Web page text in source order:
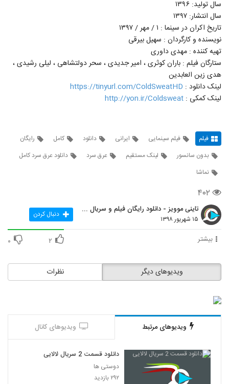
سال تولید: ۱۳۹۶
سال انتشار: ۱۳۹۷
تاریخ اکران در سینما : ۱ / مهر / ۱۳۹۷
نویسنده و کارگردان : سهیل بیرقی
تهیه کننده : مهدی داوری
ستارگان فیلم : باران کوثری ، امیر جدیدی ، سحر دولتشاهی ، لیلی رشیدی ،
هدی زین العابدین
لینک دانلود : https://tinyurl.com/ColdSweatHD
لینک کمکی : http://yon.ir/Coldsweat
فیلم فیلم سینمایی ایرانی دانلود کامل
رایگان
بدون سانسور
لینک مستقیم عرق سرد
دانلود عرق سرد کامل
نماشا
۴۰۲
تاینی موویز - دانلود رایگان فیلم و سریال ایرانی جد
۱۵ شهریور ۱۳۹۸ دنبال کردن
بیشتر ۲ ۰
نظرات ویدیوهای دیگر
ویدیوهای مرتبط ویدیوهای کانال
دانلود قسمت 2 سریال لالایی
دوستی ها
۲۹۲ بازدید